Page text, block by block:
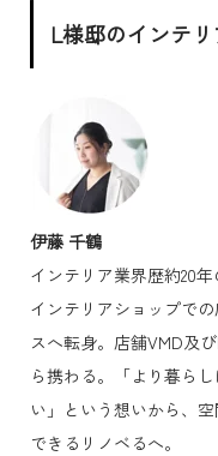
L様邸のインテ
伊藤 千鶴
インテリア業界歴約20年
インテリアショップで
スへ転身。店舗VMD及
ら携わる。「より暮ら
い」という想いから、
できるリノベるへ。